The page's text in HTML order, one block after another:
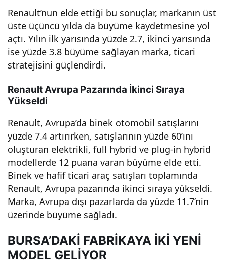
Renault’nun elde ettiği bu sonuçlar, markanın üst
üste üçüncü yılda da büyüme kaydetmesine yol
açtı. Yılın ilk yarısında yüzde 2.7, ikinci yarısında
ise yüzde 3.8 büyüme sağlayan marka, ticari
stratejisini güçlendirdi.
Renault Avrupa Pazarında İkinci Sıraya
Yükseldi
Renault, Avrupa’da binek otomobil satışlarını
yüzde 7.4 artırırken, satışlarının yüzde 60’ını
oluşturan elektrikli, full hybrid ve plug-in hybrid
modellerde 12 puana varan büyüme elde etti.
Binek ve hafif ticari araç satışları toplamında
Renault, Avrupa pazarında ikinci sıraya yükseldi.
Marka, Avrupa dışı pazarlarda da yüzde 11.7’nin
üzerinde büyüme sağladı.
BURSA’DAKİ FABRİKAYA İKİ YENİ
MODEL GELİYOR
Elde
Etti
Büy
üme
ye
Dev
am
Ediy